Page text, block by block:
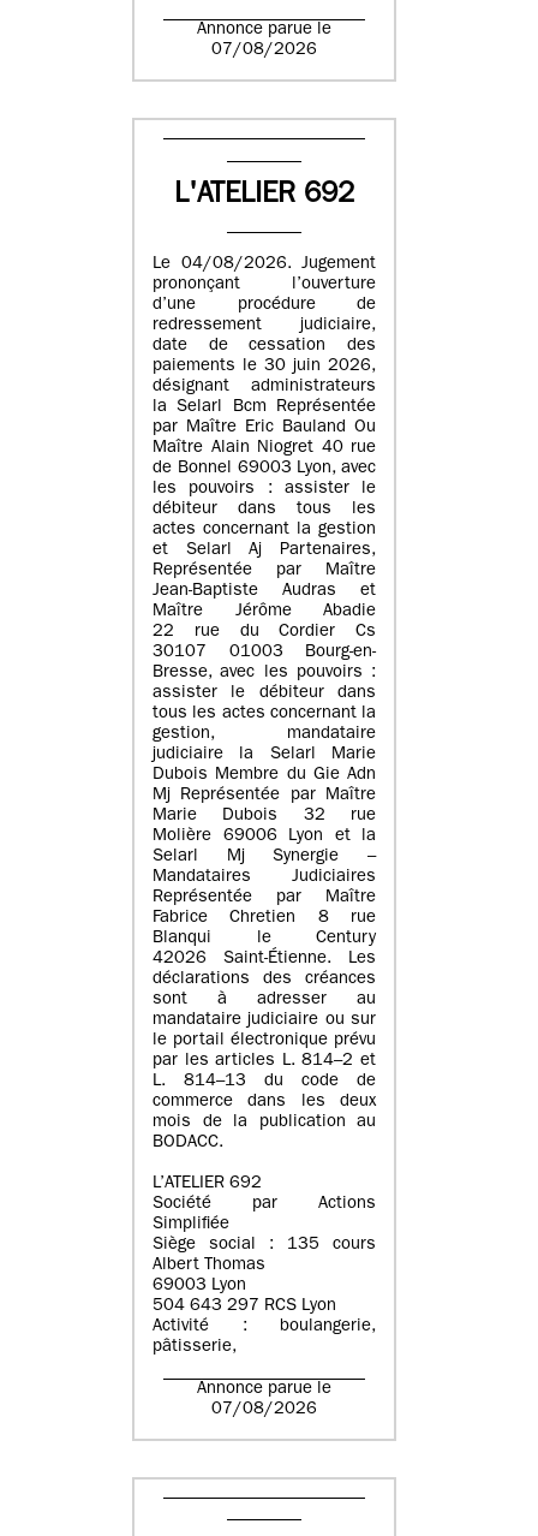
Annonce parue le
07/08/2026
L'ATELIER 692
Le 04/08/2026. Jugement
prononçant l’ouverture
d’une procédure de
redressement judiciaire,
date de cessation des
paiements le 30 juin 2026,
désignant administrateurs
la Selarl Bcm Représentée
par Maître Eric Bauland Ou
Maître Alain Niogret 40 rue
de Bonnel 69003 Lyon, avec
les pouvoirs : assister le
débiteur dans tous les
actes concernant la gestion
et Selarl Aj Partenaires,
Représentée par Maître
Jean-Baptiste Audras et
Maître Jérôme Abadie
22 rue du Cordier Cs
30107 01003 Bourg-en-
Bresse, avec les pouvoirs :
assister le débiteur dans
tous les actes concernant la
gestion, mandataire
judiciaire la Selarl Marie
Dubois Membre du Gie Adn
Mj Représentée par Maître
Marie Dubois 32 rue
Molière 69006 Lyon et la
Selarl Mj Synergie –
Mandataires Judiciaires
Représentée par Maître
Fabrice Chretien 8 rue
Blanqui le Century
42026 Saint-Étienne. Les
déclarations des créances
sont à adresser au
mandataire judiciaire ou sur
le portail électronique prévu
par les articles L. 814–2 et
L. 814–13 du code de
commerce dans les deux
mois de la publication au
BODACC.
L’ATELIER 692
Société par Actions
Simplifiée
Siège social : 135 cours
Albert Thomas
69003 Lyon
504 643 297 RCS Lyon
Activité : boulangerie,
pâtisserie,
Annonce parue le
07/08/2026